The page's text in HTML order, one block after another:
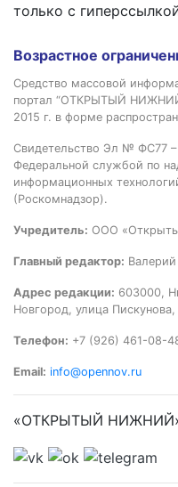
только с
Возрастное
Средство массовой
портал “ОТКРЫТЫЙ
2015 г. в форме
Свидетельство Эл № ФС77
Федеральной службой по
информационных
(Роскомнадзор).
Учредитель: ООО
Главный редактор:
Адрес редакции: 603000,
Новгород, улица
Телефон: +7 (926) 461-08-
Email: info@opennov.ru
«ОТКРЫТЫЙ